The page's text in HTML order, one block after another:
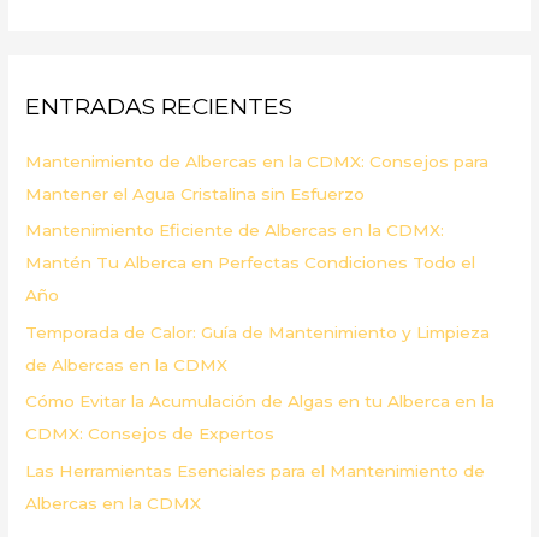
r
o
r
:
ENTRADAS RECIENTES
Mantenimiento de Albercas en la CDMX: Consejos para
Mantener el Agua Cristalina sin Esfuerzo
Mantenimiento Eficiente de Albercas en la CDMX:
Mantén Tu Alberca en Perfectas Condiciones Todo el
Año
Temporada de Calor: Guía de Mantenimiento y Limpieza
de Albercas en la CDMX
Cómo Evitar la Acumulación de Algas en tu Alberca en la
CDMX: Consejos de Expertos
Las Herramientas Esenciales para el Mantenimiento de
Albercas en la CDMX